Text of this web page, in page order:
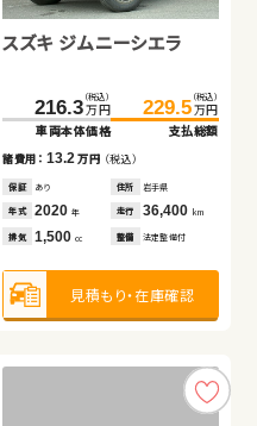
スズキ ジムニーシエラ
216.3 （税込）
万円
車両本体価格
229.5 （税込）
万円
支払総額
諸費用： 13.2万円 （税込）
保証 あり 住所 岩手県
年式 2020年 走行 36,400 km
排気 1,500cc 整備 法定整備付
見積もり・在庫確認
ダイハツ ムーヴ
19.8万円
車両本体価格
諸費用：10.2万円 （税込）
保証 なし 住所 広島県
排気 660 整備 法定整備付
トヨタ プリウスＰＨＶ
189.4 （税込）
万円
車両本体価格
205.6 （税込）
万円
支払総額
諸費用： 16.2 万円 （税込）
保証 あり 住所 岩手県
年式 2018年 走行 47,000 km
排気 1,800cc 整備 法定整備付
見積もり・在庫確認